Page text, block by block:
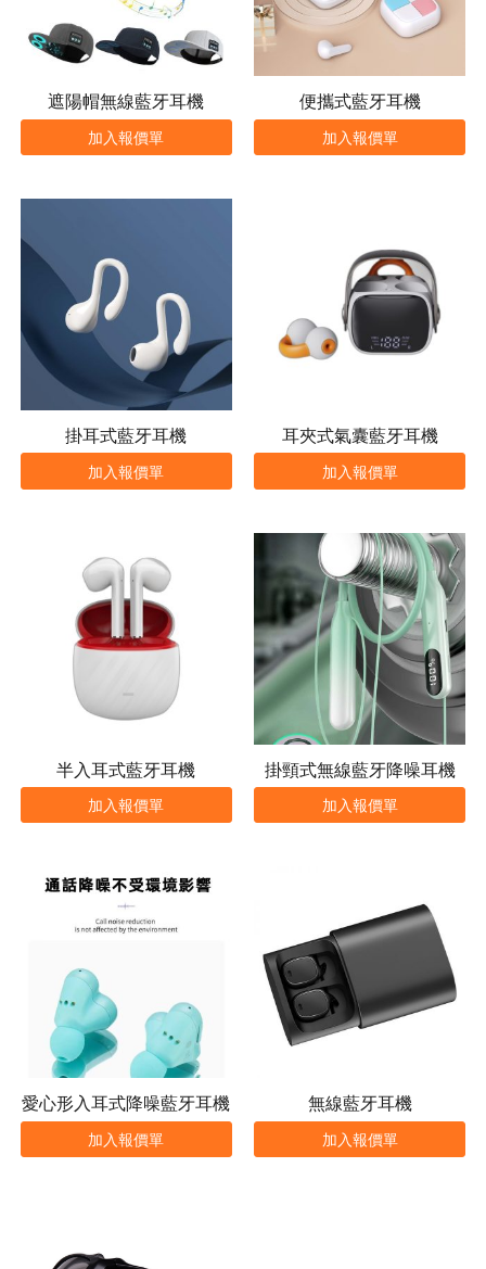
遮陽帽無線藍牙耳機
加入報價單
便攜式藍牙耳機
加入報價單
掛耳式藍牙耳機
加入報價單
耳夾式氣囊藍牙耳機
加入報價單
半入耳式藍牙耳機
加入報價單
掛頸式無線藍牙降噪耳機
加入報價單
愛心形入耳式降噪藍牙耳機
加入報價單
無線藍牙耳機
加入報價單